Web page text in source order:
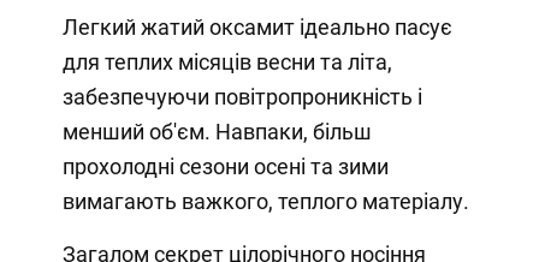
Легкий жатий оксамит ідеально пасує
для теплих місяців весни та літа,
забезпечуючи повітропроникність і
менший об'єм. Навпаки, більш
прохолодні сезони осені та зими
вимагають важкого, теплого матеріалу.
Загалом секрет цілорічного носіння